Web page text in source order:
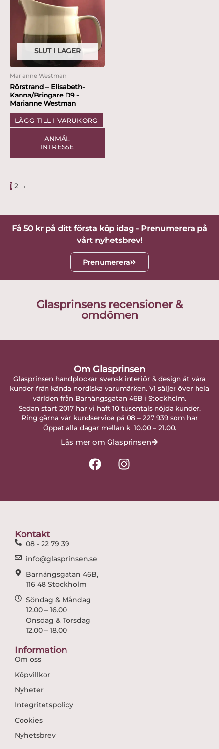
SLUT I LAGER
Marianne Westman
Rörstrand – Elisabeth-
Kanna/Bringare D9 -
Marianne Westman
LÄGG TILL I VARUKORG
ANMÄL
INTRESSE
1 2 →
Få 50 kr på ditt första köp idag - Prenumerera på
vårt nyhetsbrev!
Prenumerera
Glasprinsens recensioner &
omdömen
Om Glasprinsen
Glasprinsen handplockar svensk interiör & design åt våra
kunder från kända nordiska varumärken. Vi säljer över hela
världen från Barnängsgatan 46B i Stockholm.
Sedan start 2017 har vi haft 10 tusentals nöjda kunder.
Ring gärna vår kundservice på 08 – 227 939 som har
Öppet alla dagar mellan kl 10.00 – 21.00.
Läs mer om Glasprinsen
F
a
I
n
Kontakt
08 - 22 79 39
info@glasprinsen.se
Barnängsgatan 46B,
116 48 Stockholm
Söndag & Måndag
12.00 – 16.00
Onsdag & Torsdag
12.00 – 18.00
Information
Om oss
Köpvillkor
Nyheter
Integritetspolicy
Cookies
Nyhetsbrev